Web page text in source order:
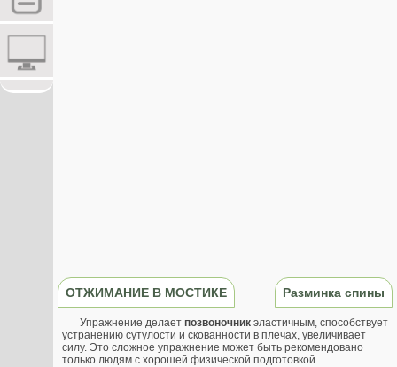
ОТЖИМАНИЕ В МОСТИКЕ Разминка спины
Упражнение делает позвоночник эластичным, способствует
устранению сутулости и скованности в плечах, увеличивает
силу. Это сложное упражнение может быть рекомендовано
только людям с хорошей физической подготовкой.